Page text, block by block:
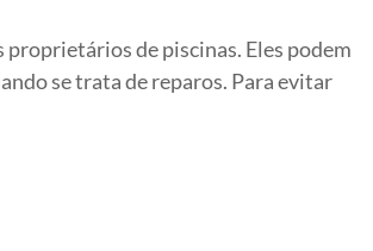
de piscinas. Eles podem
se trata de reparos. Para evitar